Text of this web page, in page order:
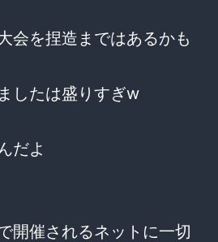
会を捏造まではあるかも
したは盛りすぎw
だよ
開催されるネットに一切